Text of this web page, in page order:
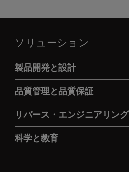
ソリューション
製品開発と設計
品質管理と品質保証
リバース・エンジニアリング
科学と教育